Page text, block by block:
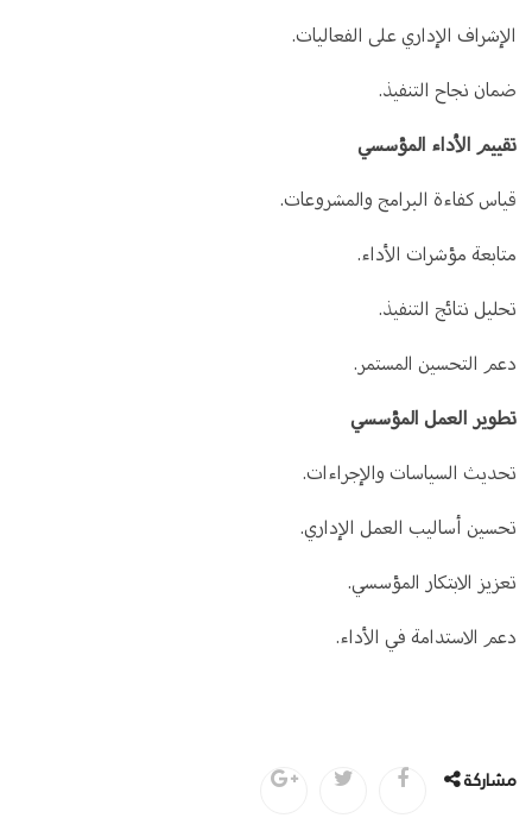
الإشراف الإداري على الفعاليات.
ضمان نجاح التنفيذ.
تقييم الأداء المؤسسي
قياس كفاءة البرامج والمشروعات.
متابعة مؤشرات الأداء.
تحليل نتائج التنفيذ.
دعم التحسين المستمر.
تطوير العمل المؤسسي
تحديث السياسات والإجراءات.
تحسين أساليب العمل الإداري.
تعزيز الابتكار المؤسسي.
دعم الاستدامة في الأداء.
مشاركة